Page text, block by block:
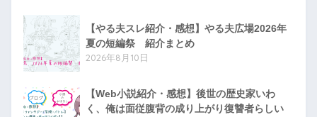
【やる夫スレ紹介・感想】やる夫広場2026年
夏の短編祭 紹介まとめ
2026年8月10日
【Web小説紹介・感想】後世の歴史家いわ
く、俺は面従腹背の成り上がり復讐者らしい